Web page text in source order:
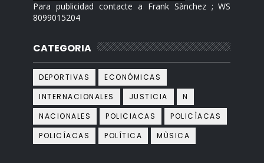
Para publicidad contacte a Frank Sànchez ; WS
8099015204
CATEGORIA
DEPORTIVAS
ECONÓMICAS
INTERNACIONALES
JUSTICIA
N
NACIONALES
POLICIACAS
POLICÌACAS
POLICÍACAS
POLÍTICA MÙSICA